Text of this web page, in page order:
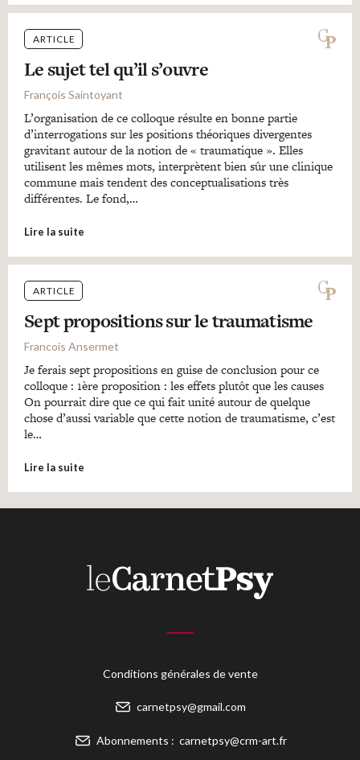
ARTICLE
Le sujet tel qu’il s’ouvre
François Saintoyant
L’organisation de ce colloque résulte en bonne partie
d’interrogations sur les positions théoriques divergentes
gravitant autour de la notion de « traumatique ». Elles
utilisent les mêmes mots, interprètent bien sûr une clinique
commune mais tendent des conceptualisations très
différentes. Le fond,…
Lire la suite
ARTICLE
Sept propositions sur le traumatisme
Francois Ansermet
Je ferais sept propositions en guise de conclusion pour ce
colloque : 1ère proposition : les effets plutôt que les causes
On pourrait dire que ce qui fait unité autour de quelque
chose d’aussi variable que cette notion de traumatisme, c’est
le…
Lire la suite
Conditions générales de vente
carnetpsy@gmail.com
Abonnements : carnetpsy@crm-art.fr